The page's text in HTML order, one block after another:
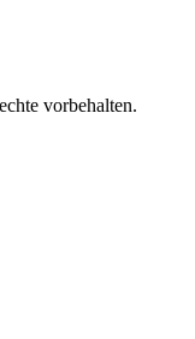
vorbehalten.